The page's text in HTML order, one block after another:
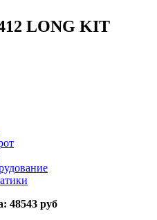
LONG KIT
48543 руб